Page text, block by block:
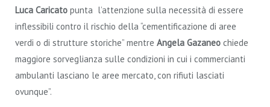
Luca Caricato punta l’attenzione sulla necessità di essere
inflessibili contro il rischio della “cementificazione di aree
verdi o di strutture storiche” mentre Angela Gazaneo chiede
maggiore sorveglianza sulle condizioni in cui i commercianti
ambulanti lasciano le aree mercato, con rifiuti lasciati
ovunque”.